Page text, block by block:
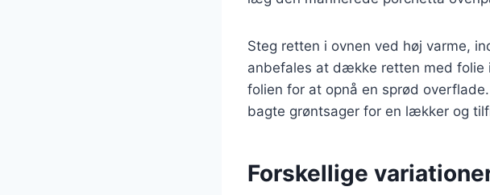
Steg retten i ovnen ved høj varme,
anbefales at dække retten med
folien for at opnå en sprød
bagte grøntsager for en lækker og
Forskellige